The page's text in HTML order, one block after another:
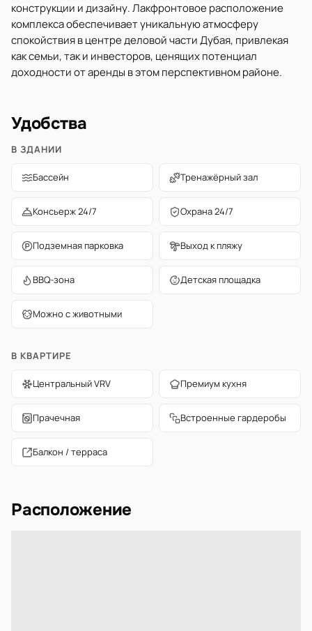
конструкции и дизайну. Лакфронтовое расположение
комплекса обеспечивает уникальную атмосферу
спокойствия в центре деловой части Дубая, привлекая
как семьи, так и инвесторов, ценящих потенциал
доходности от аренды в этом перспективном районе.
Удобства
В ЗДАНИИ
Бассейн Тренажёрный зал
Консьерж 24/7 Охрана 24/7
Подземная парковка Выход к пляжу
BBQ-зона Детская площадка
Можно с животными
В КВАРТИРЕ
Центральный VRV Премиум кухня
Прачечная Встроенные гардеробы
Балкон / терраса
Расположение